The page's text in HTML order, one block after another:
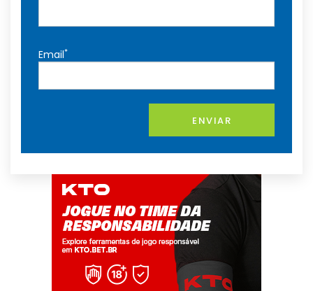
Email*
ENVIAR